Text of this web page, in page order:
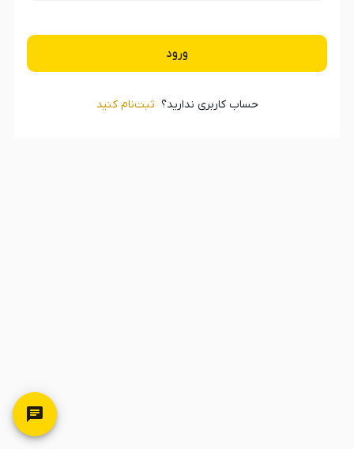
ورود
حساب کاربری ندارید؟ ثبت‌‌نام کنید